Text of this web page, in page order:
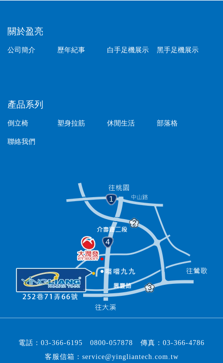
關於盈亮
公司簡介 歷年紀事 白手足機展示 黑手足機展示
產品系列
倒立椅 塑身拉筋 休閒生活 部落格
聯絡我們
電話： 03-366-6195 0800-057878 傳真： 03-366-4786
客服信箱： service@yingliantech.com.tw